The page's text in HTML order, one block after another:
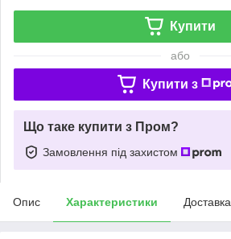
Купити
або
Купити з
Що таке купити з Пром?
Замовлення під захистом
Опис Характеристики Доставка